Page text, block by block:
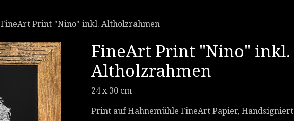
FineArt Print "Nino" inkl. Altholzrahmen
FineArt Print "Nino" inkl.
Altholzrahmen
24 x 30 cm
Print auf Hahnemühle FineArt Papier, Handsigniert